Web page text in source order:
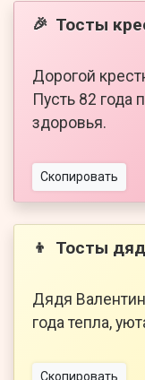
🎉 Тосты
Дорогой
Пусть 82 года
здоровья.
Скопировать
👦 Тосты
Дядя
года тепла,
Скопировать